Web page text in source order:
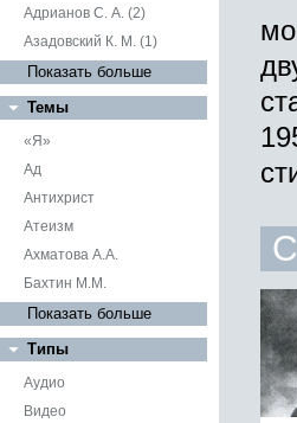
Адрианов С. А. (2)
Азадовский К. М. (1)
Показать больше
Темы
«Я»
Ад
Антихрист
Атеизм
Ахматова А.А.
Бахтин М.М.
Показать больше
Типы
Аудио
Видео